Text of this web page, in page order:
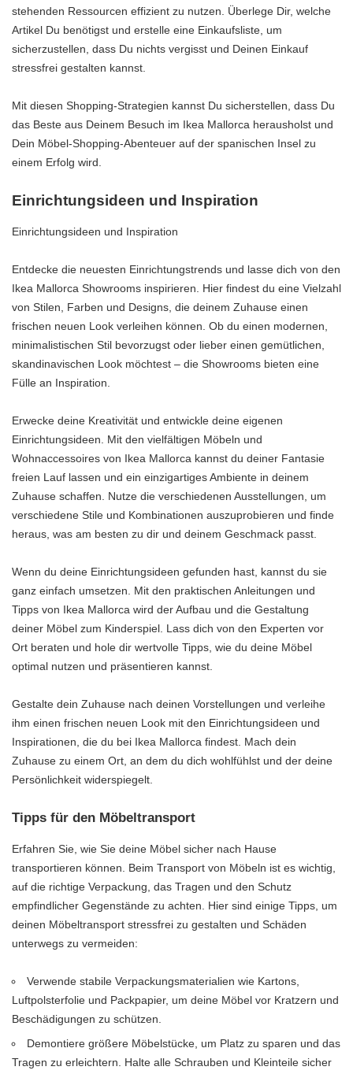
stehenden Ressourcen effizient zu nutzen. Überlege Dir, welche
Artikel Du benötigst und erstelle eine Einkaufsliste, um
sicherzustellen, dass Du nichts vergisst und Deinen Einkauf
stressfrei gestalten kannst.
Mit diesen Shopping-Strategien kannst Du sicherstellen, dass Du
das Beste aus Deinem Besuch im Ikea Mallorca herausholst und
Dein Möbel-Shopping-Abenteuer auf der spanischen Insel zu
einem Erfolg wird.
Einrichtungsideen und Inspiration
Einrichtungsideen und Inspiration
Entdecke die neuesten Einrichtungstrends und lasse dich von den
Ikea Mallorca Showrooms inspirieren. Hier findest du eine Vielzahl
von Stilen, Farben und Designs, die deinem Zuhause einen
frischen neuen Look verleihen können. Ob du einen modernen,
minimalistischen Stil bevorzugst oder lieber einen gemütlichen,
skandinavischen Look möchtest – die Showrooms bieten eine
Fülle an Inspiration.
Erwecke deine Kreativität und entwickle deine eigenen
Einrichtungsideen. Mit den vielfältigen Möbeln und
Wohnaccessoires von Ikea Mallorca kannst du deiner Fantasie
freien Lauf lassen und ein einzigartiges Ambiente in deinem
Zuhause schaffen. Nutze die verschiedenen Ausstellungen, um
verschiedene Stile und Kombinationen auszuprobieren und finde
heraus, was am besten zu dir und deinem Geschmack passt.
Wenn du deine Einrichtungsideen gefunden hast, kannst du sie
ganz einfach umsetzen. Mit den praktischen Anleitungen und
Tipps von Ikea Mallorca wird der Aufbau und die Gestaltung
deiner Möbel zum Kinderspiel. Lass dich von den Experten vor
Ort beraten und hole dir wertvolle Tipps, wie du deine Möbel
optimal nutzen und präsentieren kannst.
Gestalte dein Zuhause nach deinen Vorstellungen und verleihe
ihm einen frischen neuen Look mit den Einrichtungsideen und
Inspirationen, die du bei Ikea Mallorca findest. Mach dein
Zuhause zu einem Ort, an dem du dich wohlfühlst und der deine
Persönlichkeit widerspiegelt.
Tipps für den Möbeltransport
Erfahren Sie, wie Sie deine Möbel sicher nach Hause
transportieren können. Beim Transport von Möbeln ist es wichtig,
auf die richtige Verpackung, das Tragen und den Schutz
empfindlicher Gegenstände zu achten. Hier sind einige Tipps, um
deinen Möbeltransport stressfrei zu gestalten und Schäden
unterwegs zu vermeiden:
Verwende stabile Verpackungsmaterialien wie Kartons,
Luftpolsterfolie und Packpapier, um deine Möbel vor Kratzern und
Beschädigungen zu schützen.
Demontiere größere Möbelstücke, um Platz zu sparen und das
Tragen zu erleichtern. Halte alle Schrauben und Kleinteile sicher